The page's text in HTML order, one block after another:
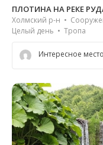
ПЛОТИНА НА РЕКЕ
Холмский р-н •
Целый день • Тропа
Интересное